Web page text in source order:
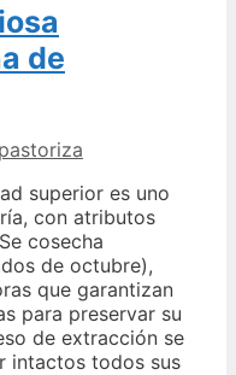
de
superior es uno
con atributos
cosecha
de octubre),
que garantizan
para preservar su
de extracción se
intactos todos sus